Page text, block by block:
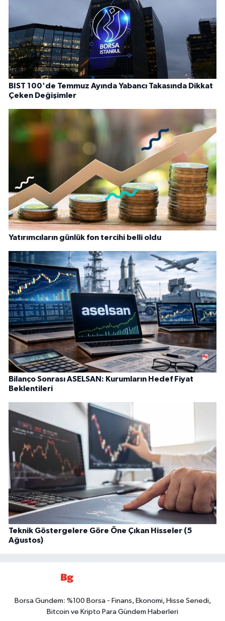
BIST 100'de Temmuz Ayında Yabancı Takasında Dikkat
Çeken Değişimler
Yatırımcıların günlük fon tercihi belli oldu
Bilanço Sonrası ASELSAN: Kurumların Hedef Fiyat
Beklentileri
Teknik Göstergelere Göre Öne Çıkan Hisseler (5
Ağustos)
Borsa Gundem: %100 Borsa - Finans, Ekonomi, Hisse Senedi,
Bitcoin ve Kripto Para Gündem Haberleri